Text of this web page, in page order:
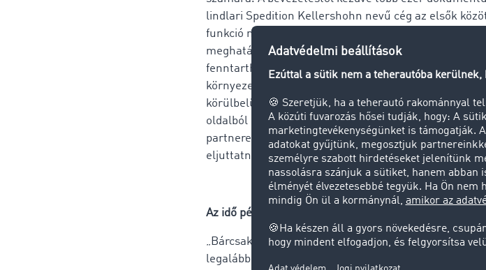
lindlari Spedition Kellershohn nevű cég az elsők
funkció meggyőzte őket arról, hogy nem csak a
meghatározó szerepet játszik a környezet
fenntarthatóságra, ahogy azt irányelvünkben is
környezetnek. Ha abból indulunk ki, hogy naponta
körülbelül 1000 papírt jelent egy hónapban.
oldalból is állhat, lásd CMR biztosítás. Ez rengeteg
partnereket, akik a dokumentumaikat
eljuttatni“, nyilatkozta Willi Kellershohn ügyvezető.
Az idő pénz
„Bárcsak megállíthatnám az időt!“, ez a mondat
legalább egyszer. Erre a képességre vágyik